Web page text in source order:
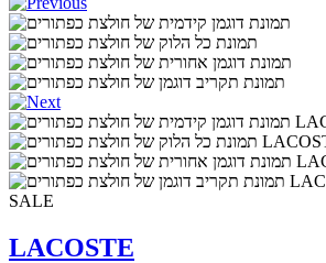
SALE
LACOSTE